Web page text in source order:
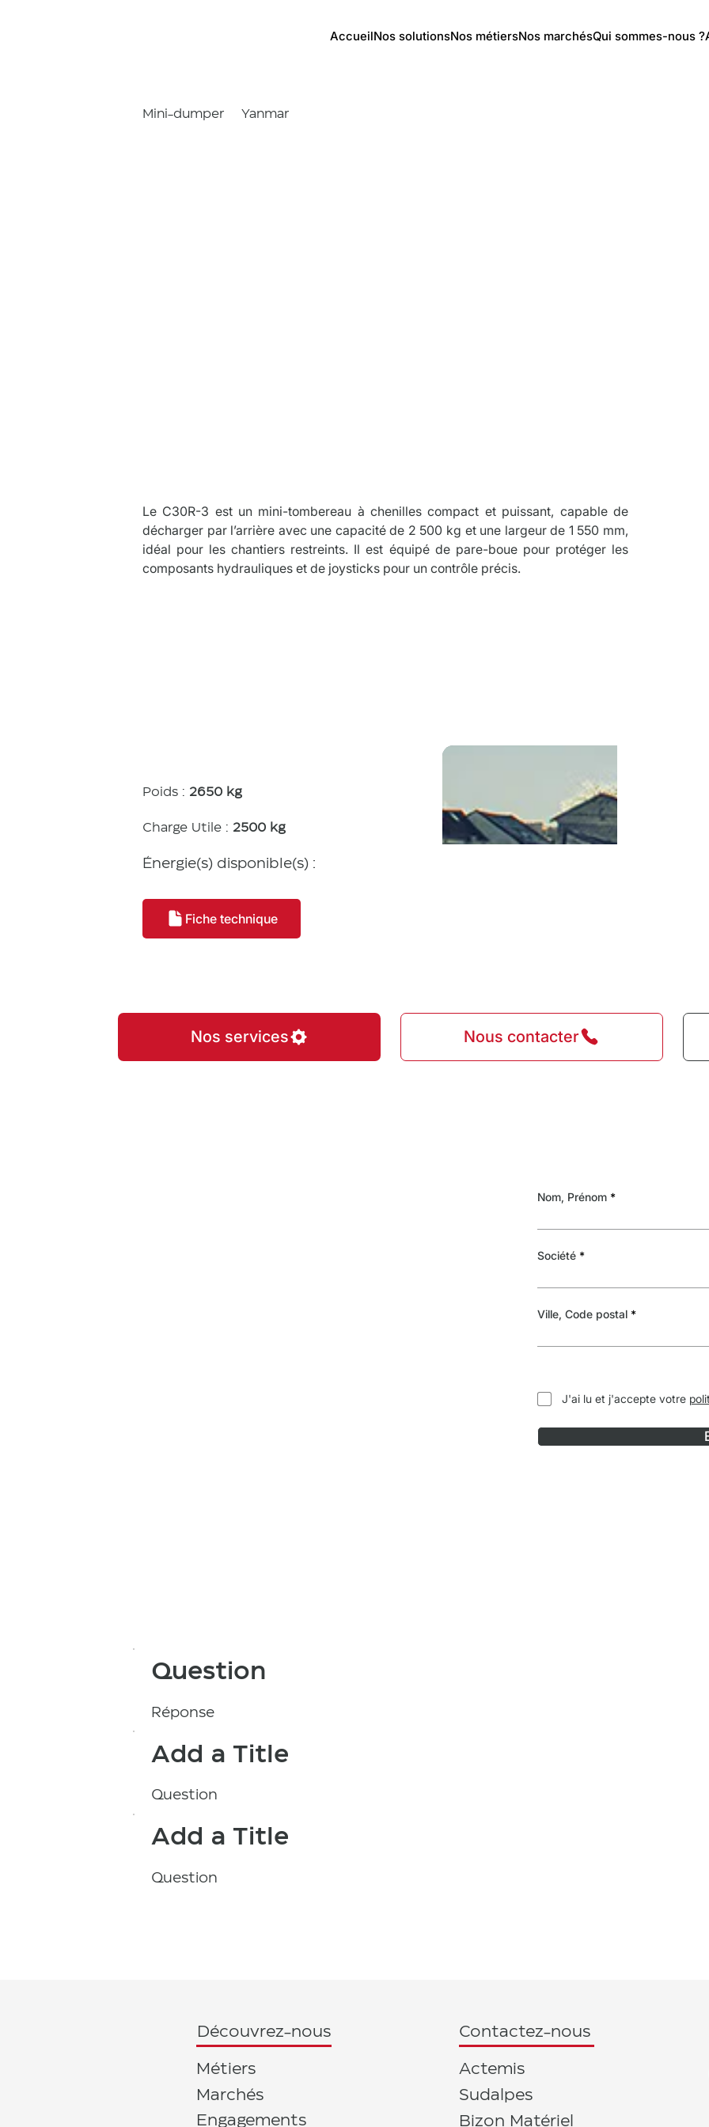
AccueilNos solutionsNos métiersNos marchésQui sommes-nous ?
Mini-dumper Yanmar
Le C30R-3 est un mini-tombereau à chenilles compact et puissant, capable de
décharger par l’arrière avec une capacité de 2 500 kg et une largeur de 1 550 mm,
idéal pour les chantiers restreints. Il est équipé de pare-boue pour protéger les
composants hydrauliques et de joysticks pour un contrôle précis.
Poids : 2650 kg
Charge Utile : 2500 kg
Énergie(s) disponible(s) :
Fiche technique
Nos services Nous contacter
Nom, Prénom
Société
Ville, Code postal
J'ai lu et j'accepte votre
Question
Réponse
Add a Title
Question
Add a Title
Question
Bizon Matériel
Sudalpes
Actemis
Contactez-nous
Engagements
Marchés
Métiers
Découvrez-nous